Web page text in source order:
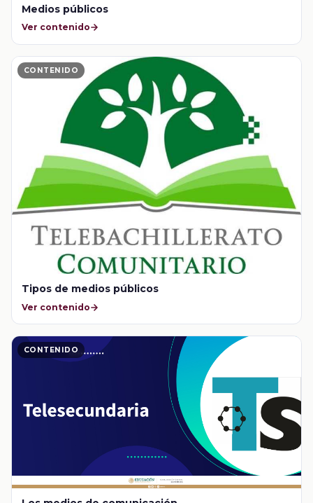
Medios públicos
Ver contenido
CONTENIDO
Tipos de medios públicos
Ver contenido
CONTENIDO